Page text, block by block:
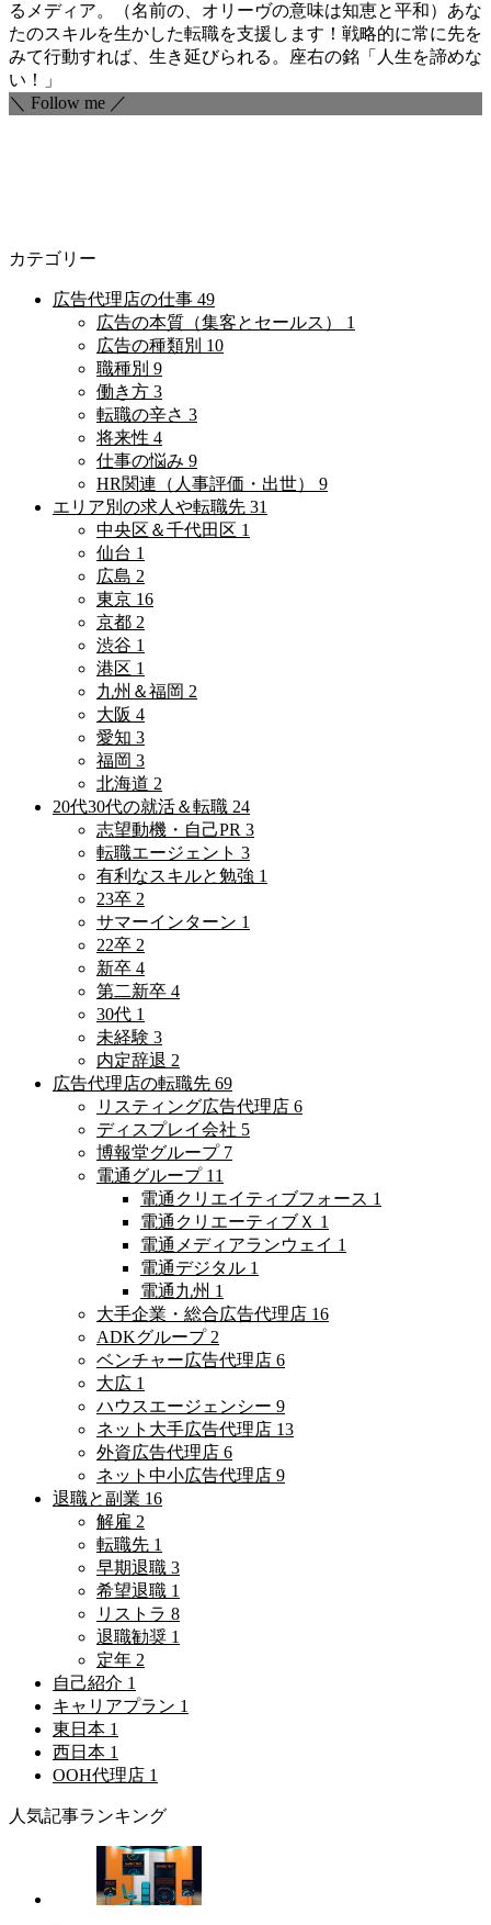
るメディア。（名前の、オリーヴの意味は知恵と平和）あな
たのスキルを生かした転職を支援します！戦略的に常に先を
みて行動すれば、生き延びられる。座右の銘「人生を諦めな
い！」
＼ Follow me ／
カテゴリー
広告代理店の仕事 49
広告の本質（集客とセールス） 1
広告の種類別 10
職種別 9
働き方 3
転職の辛さ 3
将来性 4
仕事の悩み 9
HR関連（人事評価・出世） 9
エリア別の求人や転職先 31
中央区＆千代田区 1
仙台 1
広島 2
東京 16
京都 2
渋谷 1
港区 1
九州＆福岡 2
大阪 4
愛知 3
福岡 3
北海道 2
20代30代の就活＆転職 24
志望動機・自己PR 3
転職エージェント 3
有利なスキルと勉強 1
23卒 2
サマーインターン 1
22卒 2
新卒 4
第二新卒 4
30代 1
未経験 3
内定辞退 2
広告代理店の転職先 69
リスティング広告代理店 6
ディスプレイ会社 5
博報堂グループ 7
電通グループ 11
電通クリエイティブフォース 1
電通クリエーティブＸ 1
電通メディアランウェイ 1
電通デジタル 1
電通九州 1
大手企業・総合広告代理店 16
ADKグループ 2
ベンチャー広告代理店 6
大広 1
ハウスエージェンシー 9
ネット大手広告代理店 13
外資広告代理店 6
ネット中小広告代理店 9
退職と副業 16
解雇 2
転職先 1
早期退職 3
希望退職 1
リストラ 8
退職勧奨 1
定年 2
自己紹介 1
キャリアプラン 1
東日本 1
西日本 1
OOH代理店 1
人気記事ランキング